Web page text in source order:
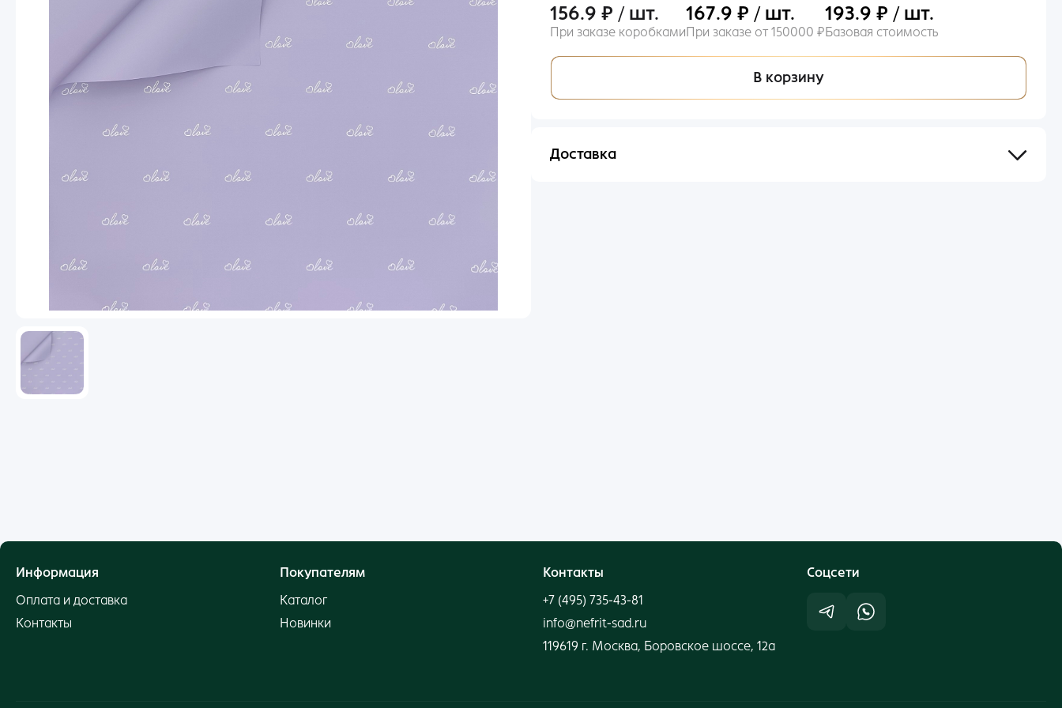
Новогодний ассортимент
Пленка
156.9 ₽ / шт.
При заказе коробками
167.9 ₽ / шт.
При заказе от 150000 ₽
193.9 ₽ / шт.
Базовая стоимость
В корзину
Доставка
Информация
Оплата и доставка
Контакты
Покупателям
Каталог
Новинки
Контакты
+7 (495) 735-43-81
info@nefrit-sad.ru
119619 г. Москва, Боровское шоссе, 12а
Cоцсети